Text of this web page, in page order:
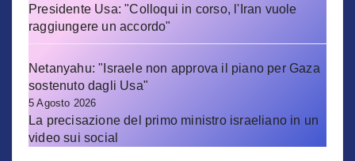
Presidente Usa: "Colloqui in corso, l'Iran vuole
raggiungere un accordo"
Netanyahu: "Israele non approva il piano per Gaza
sostenuto dagli Usa"
5 Agosto 2026
La precisazione del primo ministro israeliano in un
video sui social